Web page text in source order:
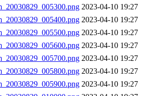
2023-04-10 19:27
2023-04-10 19:27
2023-04-10 19:27
2023-04-10 19:27
2023-04-10 19:27
2023-04-10 19:27
2023-04-10 19:27